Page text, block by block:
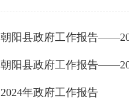
朝阳县政府工作报告
朝阳县政府工作报告
2024年政府工作报告